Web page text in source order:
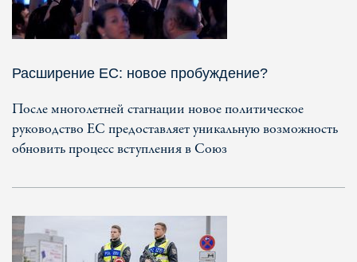
Расширение ЕС: новое пробуждение?
После многолетней стагнации новое политическое
руководство ЕС предоставляет уникальную возможность
обновить процесс вступления в Союз